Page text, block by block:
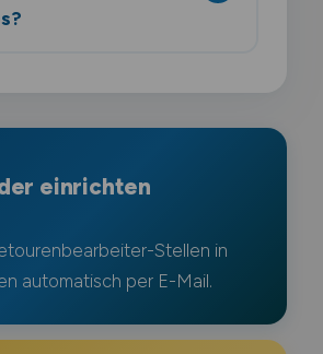
einrichten
Stellen in
automatisch per E-Mail.